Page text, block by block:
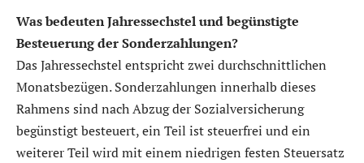
Was bedeuten Jahressechstel und begünstigte
Besteuerung der Sonderzahlungen?
Das Jahressechstel entspricht zwei durchschnittlichen
Monatsbezügen. Sonderzahlungen innerhalb dieses
Rahmens sind nach Abzug der Sozialversicherung
begünstigt besteuert, ein Teil ist steuerfrei und ein
weiterer Teil wird mit einem niedrigen festen Steuersatz